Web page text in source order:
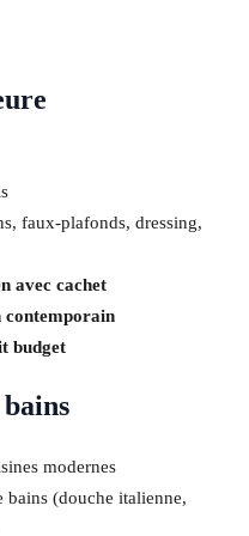
faux-plafonds, dressing,
avec cachet
contemporain
budget
modernes
bains (douche italienne,